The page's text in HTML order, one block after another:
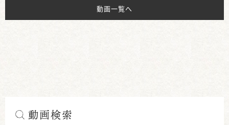
動画一覧へ
動画検索